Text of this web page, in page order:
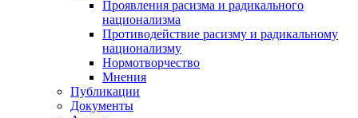
Проявления расизма и радикального
национализма
Противодействие расизму и радикальному
национализму
Нормотворчество
Мнения
Публикации
Документы